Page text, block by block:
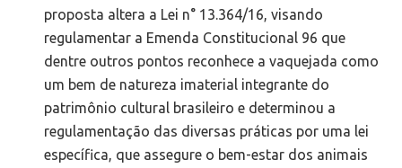
proposta altera a Lei n° 13.364/16, visando
regulamentar a Emenda Constitucional 96 que
dentre outros pontos reconhece a vaquejada como
um bem de natureza imaterial integrante do
patrimônio cultural brasileiro e determinou a
regulamentação das diversas práticas por uma lei
específica, que assegure o bem-estar dos animais